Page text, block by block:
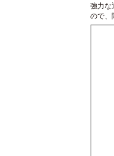
強力な
ので、